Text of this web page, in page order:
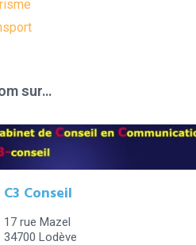
sur…
C3 Conseil
17 rue Mazel
34700 Lodève